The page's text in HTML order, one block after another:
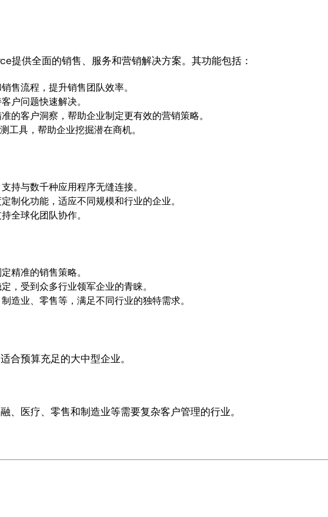
提供全面的销售、服务和营销解决方案。其功能包括：
售流程，提升销售团队效率。
户问题快速解决。
的客户洞察，帮助企业制定更有效的营销策略。
工具，帮助企业挖掘潜在商机。
持与数千种应用程序无缝连接。
制化功能，适应不同规模和行业的企业。
全球化团队协作。
精准的销售策略。
，受到众多行业领军企业的青睐。
造业、零售等，满足不同行业的独特需求。
合预算充足的大中型企业。
、医疗、零售和制造业等需要复杂客户管理的行业。